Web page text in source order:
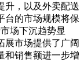
升，以及外卖配送
台的市场规模将保
场下沉趋势显
展市场提供了广阔
和销售额进一步增